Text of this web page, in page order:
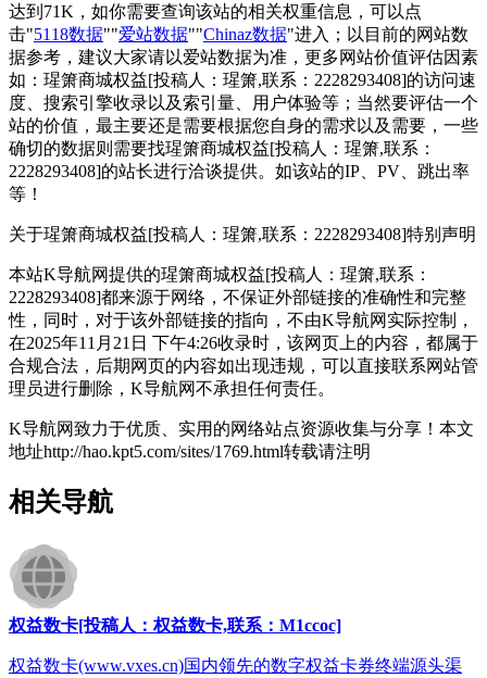
达到71K，如你需要查询该站的相关权重信息，可以点
击"5118数据""爱站数据""Chinaz数据"进入；以目前的网站数
据参考，建议大家请以爱站数据为准，更多网站价值评估因素
如：瑆箫商城权益[投稿人：瑆箫,联系：2228293408]的访问速
度、搜索引擎收录以及索引量、用户体验等；当然要评估一个
站的价值，最主要还是需要根据您自身的需求以及需要，一些
确切的数据则需要找瑆箫商城权益[投稿人：瑆箫,联系：
2228293408]的站长进行洽谈提供。如该站的IP、PV、跳出率
等！
关于瑆箫商城权益[投稿人：瑆箫,联系：2228293408]特别声明
本站K导航网提供的瑆箫商城权益[投稿人：瑆箫,联系：
2228293408]都来源于网络，不保证外部链接的准确性和完整
性，同时，对于该外部链接的指向，不由K导航网实际控制，
在2025年11月21日 下午4:26收录时，该网页上的内容，都属于
合规合法，后期网页的内容如出现违规，可以直接联系网站管
理员进行删除，K导航网不承担任何责任。
K导航网致力于优质、实用的网络站点资源收集与分享！ 本文
地址http://hao.kpt5.com/sites/1769.html转载请注明
相关导航
权益数卡[投稿人：权益数卡,联系：M1ccoc]
权益数卡(www.vxes.cn)国内领先的数字权益卡券终端源头渠